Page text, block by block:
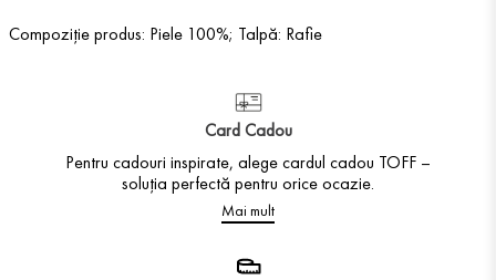
Compoziție produs: Piele 100%; Talpă: Rafie
Card Cadou
Pentru cadouri inspirate, alege cardul cadou TOFF –
soluția perfectă pentru orice ocazie.
Mai mult